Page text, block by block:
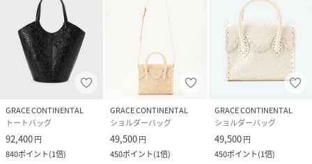
GRACE CONTINENTAL
トートバッグ
92,400円
840ポイント(1倍)
GRACE CONTINENTAL
ショルダーバッグ
49,500円
450ポイント(1倍)
GRACE CONTINENTAL
ショルダーバッグ
49,500円
450ポイント(1倍)